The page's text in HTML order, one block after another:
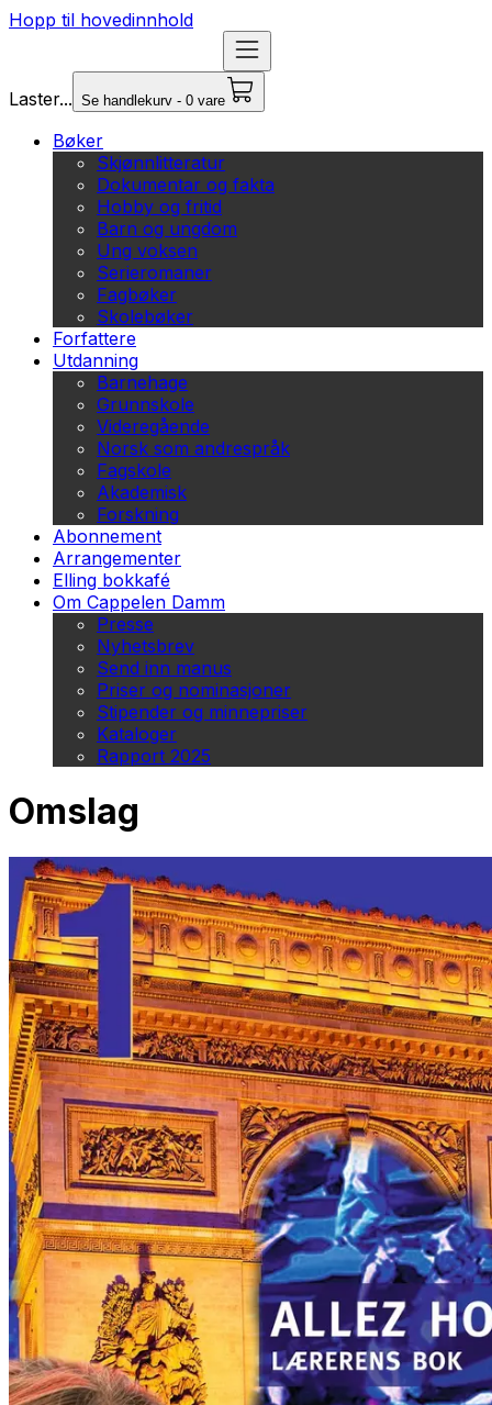
Hopp til hovedinnhold
Laster... Se handlekurv - 0 vare
Bøker
Skjønnlitteratur
Dokumentar og fakta
Hobby og fritid
Barn og ungdom
Ung voksen
Serieromaner
Fagbøker
Skolebøker
Forfattere
Utdanning
Barnehage
Grunnskole
Videregående
Norsk som andrespråk
Fagskole
Akademisk
Forskning
Abonnement
Arrangementer
Elling bokkafé
Om Cappelen Damm
Presse
Nyhetsbrev
Send inn manus
Priser og nominasjoner
Stipender og minnepriser
Kataloger
Rapport 2025
Omslag